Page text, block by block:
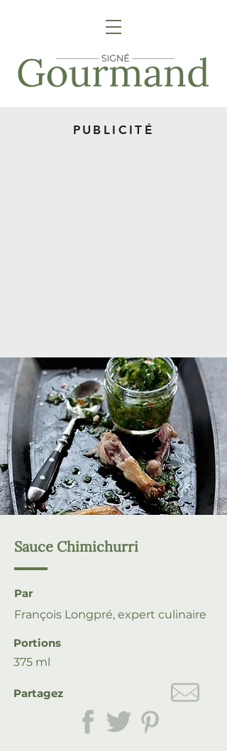
PUBLICITÉ
Sauce Chimichurri
Par
François Longpré, expert culinaire
Portions
375 ml
Partagez